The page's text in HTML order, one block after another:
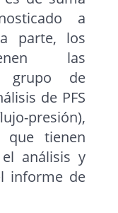
a
parte, los
las
grupo de
de PFS
presión),
que tienen
análisis y
informe de